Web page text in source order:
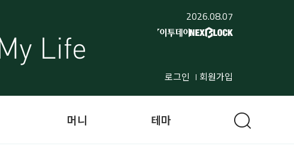
2026.08.07
로그인 회원가입
머니 테마